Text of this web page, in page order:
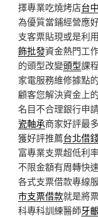
擇專業吃燒烤店台
為優質當鋪經營應
支客票貼現或是利
飾批發資金熱門工
的頭型改變頭型課
家電服務維修據點的
顧客您解決資金上
名目不合理銀行申
瓷軸承商家好評最
獲好評推薦台北借
富專業支票超低利
不限金額有周轉快
各式支票借款專線
市支票借款就是將
科專科訓練醫師牙